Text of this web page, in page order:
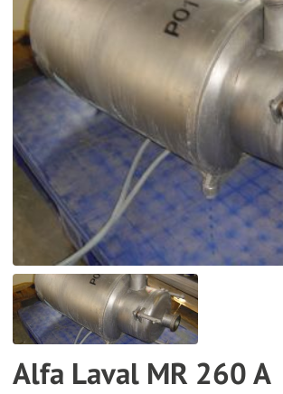
result.
Press
enter
to
go
the
selected
search
result.
Touch
use
Alfa Laval MR 260 A